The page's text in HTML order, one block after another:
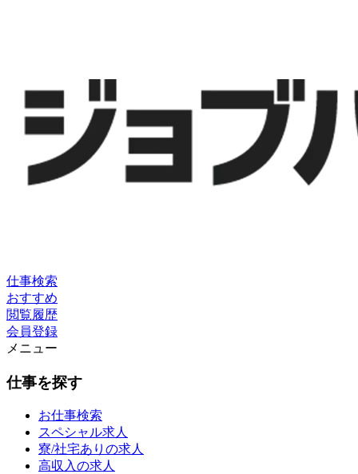
仕事検索
おすすめ
閲覧履歴
会員登録
メニュー
仕事を探す
お仕事検索
スペシャル求人
寮/社宅ありの求人
高収入の求人